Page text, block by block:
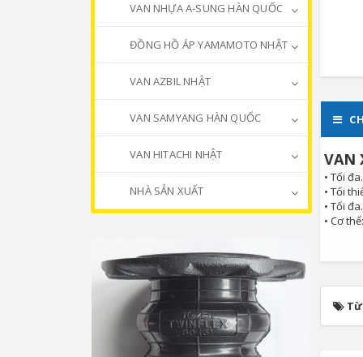
VAN
• Tối
• Tối
• Tối
• Cơ
VAN NHỰA A-SUNG HÀN QUỐC
ĐỒNG HỒ ÁP YAMAMOTO NHẬT
VAN AZBIL NHẬT
VAN SAMYANG HÀN QUỐC
VAN HITACHI NHẬT
NHÀ SẢN XUẤT